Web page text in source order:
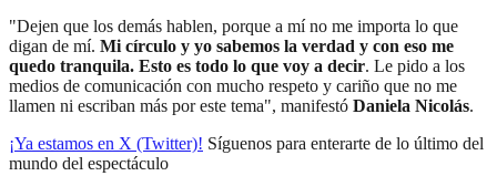
"Dejen que los demás hablen, porque a mí no me importa lo que
digan de mí. Mi círculo y yo sabemos la verdad y con eso me
quedo tranquila. Esto es todo lo que voy a decir. Le pido a los
medios de comunicación con mucho respeto y cariño que no me
llamen ni escriban más por este tema", manifestó Daniela Nicolás.
¡Ya estamos en X (Twitter)! Síguenos para enterarte de lo último del
mundo del espectáculo